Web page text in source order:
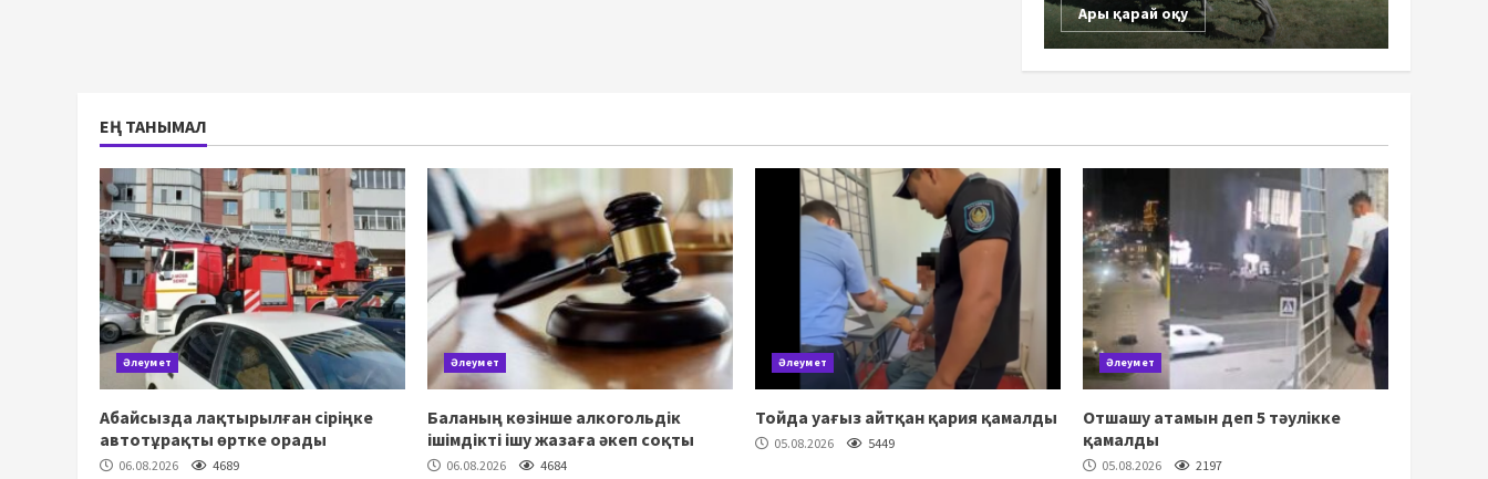
Ары қарай оқу
ЕҢ ТАНЫМАЛ
Әлеумет
Абайсызда лақтырылған сіріңке
автотұрақты өртке орады
06.08.2026 4689
Әлеумет
Баланың көзінше алкогольдік
ішімдікті ішу жазаға әкеп соқты
06.08.2026 4684
Әлеумет
Тойда уағыз айтқан қария қамалды
05.08.2026 5449
Әлеумет
Отшашу атамын деп 5 тәулікке
қамалды
05.08.2026 2197